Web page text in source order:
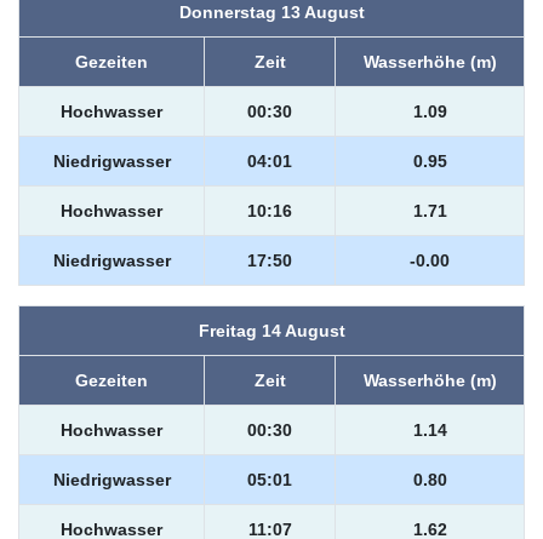
Donnerstag 13 August
Gezeiten Zeit Wasserhöhe (m)
Hochwasser 00:30 1.09
Niedrigwasser 04:01 0.95
Hochwasser 10:16 1.71
Niedrigwasser 17:50 -0.00
Freitag 14 August
Gezeiten Zeit Wasserhöhe (m)
Hochwasser 00:30 1.14
Niedrigwasser 05:01 0.80
Hochwasser 11:07 1.62